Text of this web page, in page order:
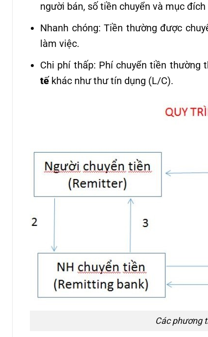
người bán, số tiền chuyển và mục
Nhanh chóng: Tiền thường được
làm việc.
Chi phí thấp: Phí chuyển tiền thường
tếkhác như thư tín dụng (L/C).
Các phương